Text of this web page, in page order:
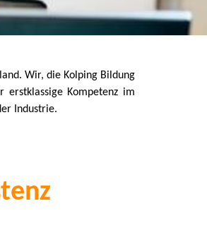
Wir, die Kolping Bildung
erstklassige Kompetenz im
Industrie.